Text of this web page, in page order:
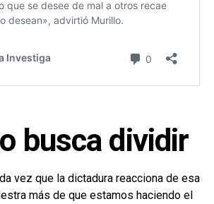
busca dividir
vez que la dictadura reacciona de esa
más de que estamos haciendo el